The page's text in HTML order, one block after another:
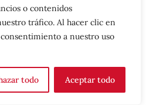
o contenidos
tráfico. Al hacer clic en
consentimiento a nuestro uso
todo Aceptar todo
el acuerdo que establece,
y con carácter general, la